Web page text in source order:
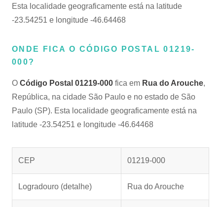
Esta localidade geograficamente está na latitude
-23.54251 e longitude -46.64468
ONDE FICA O CÓDIGO POSTAL 01219-
000?
O Código Postal 01219-000 fica em Rua do Arouche,
República, na cidade São Paulo e no estado de São
Paulo (SP). Esta localidade geograficamente está na
latitude -23.54251 e longitude -46.64468
CEP 01219-000
Logradouro (detalhe) Rua do Arouche